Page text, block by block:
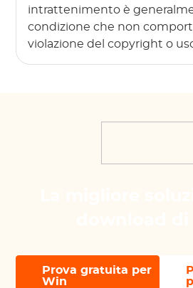
intrattenimento è
condizione che non
violazione del copyright o
Prova gratuita per
Win